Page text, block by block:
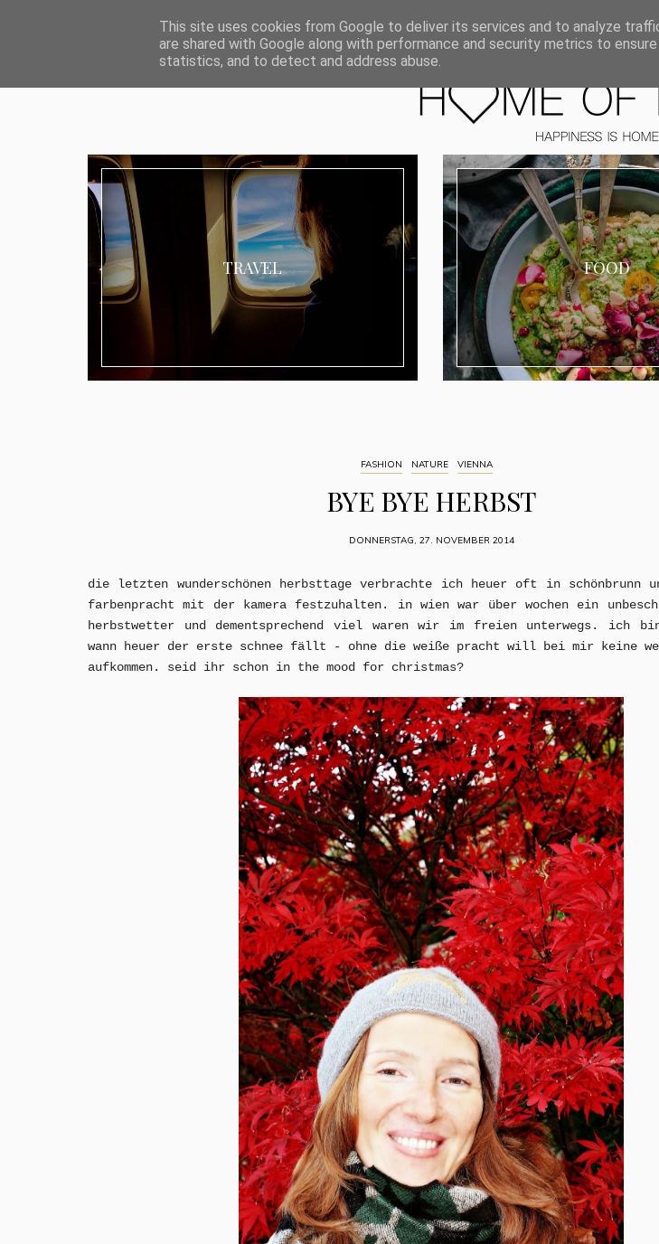
ABOUT I MEDIA & PR IMPRESSUM DATENSCHUTZ KATEGORIEN
TRAVEL FOOD
FASHION NATURE VIENNA
BYE BYE HERBST
DONNERSTAG, 27. NOVEMBER 2014
die letzten wunderschönen herbsttage verbrachte ich heuer oft in schönbrunn
farbenpracht mit der kamera festzuhalten. in wien war über wochen ein
herbstwetter und dementsprechend viel waren wir im freien unterwegs. ich bin
wann heuer der erste schnee fällt - ohne die weiße pracht will bei mir keine
aufkommen. seid ihr schon in the mood for christmas?
This site uses cookies from Google to deliver its services and to analyze
are shared with Google along with performance and security metrics to
statistics, and to detect and address abuse.